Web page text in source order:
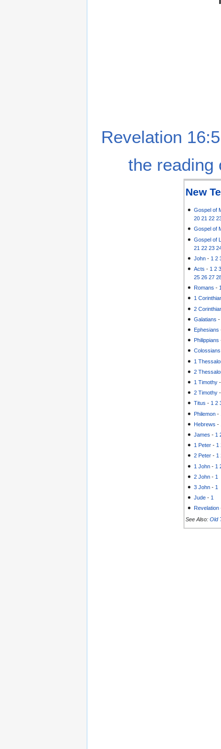
Revelation
the reading
New
Gospel of
20 21 22
Gospel of
Gospel of
21 22 23
John - 1 2
Acts - 1 2
25 26 27
Romans -
1
2
Galatians
Ephesians
Philippians
Colossians
1
2
1 Timothy
2 Timothy
Titus -1 2
Philemon -
Hebrews -
James - 1
1 Peter - 1
2 Peter -1
1 John - 1
2 John - 1
3 John - 1
Jude - 1
Revelation
See Also: Old